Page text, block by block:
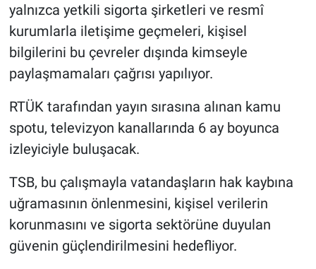
yalnızca yetkili sigorta şirketleri ve resmî
kurumlarla iletişime geçmeleri, kişisel
bilgilerini bu çevreler dışında kimseyle
paylaşmamaları çağrısı yapılıyor.
RTÜK tarafından yayın sırasına alınan kamu
spotu, televizyon kanallarında 6 ay boyunca
izleyiciyle buluşacak.
TSB, bu çalışmayla vatandaşların hak kaybına
uğramasının önlenmesini, kişisel verilerin
korunmasını ve sigorta sektörüne duyulan
güvenin güçlendirilmesini hedefliyor.